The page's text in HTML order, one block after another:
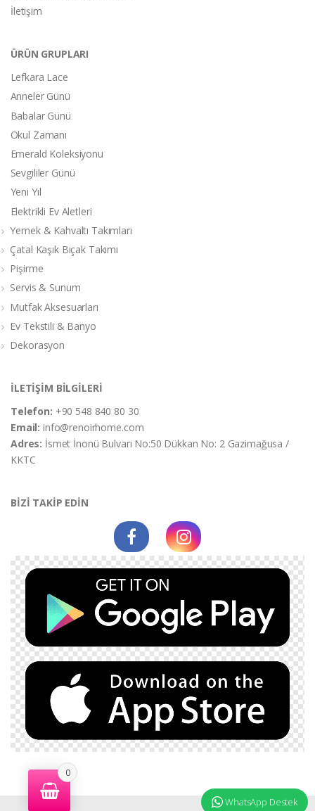
İletişim
ÜRÜN GRUPLARI
Lefkara Lace
Anneler Günü
Babalar Günü
Okul Zamanı
Emerald Koleksiyonu
Sevgililer Günü
Yeni Yıl
Elektrikli Ev Aletleri
Yemek & Kahvaltı Takımları
Çatal Kaşık Bıçak Takımı
Pişirme
Servis & Sunum
Mutfak Aksesuarları
Ev Tekstili & Banyo
Dekorasyon
İLETİŞİM BİLGİLERİ
Telefon: +90 548 840 80 30
Email:info@renoirhome.com
Adres: İsmet İnonü Bulvarı No:50 Dükkan No: 2 Gazimağusa /
KKTC
BİZİ TAKİP EDİN
0
WhatsApp Destek